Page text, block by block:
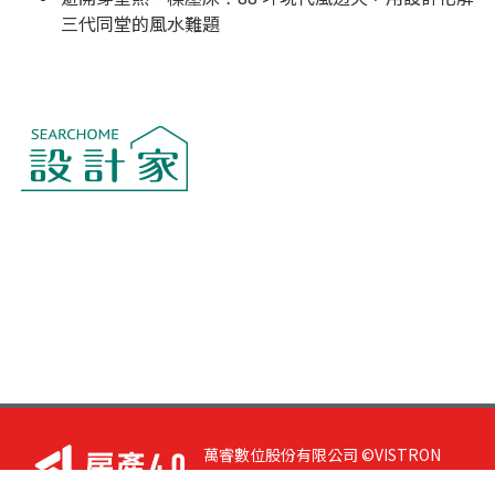
三代同堂的風水難題
萬睿數位股份有限公司 ©VISTRON